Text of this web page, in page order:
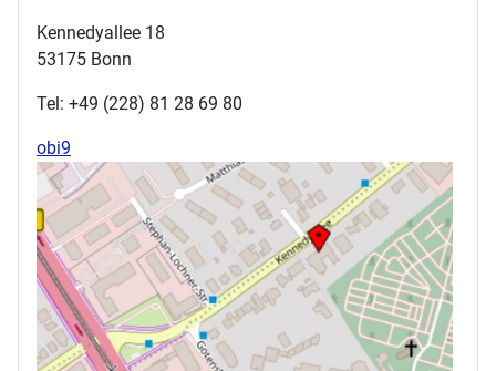
Kennedyallee 18
53175 Bonn
Tel: +49 (228) 81 28 69 80
obi9